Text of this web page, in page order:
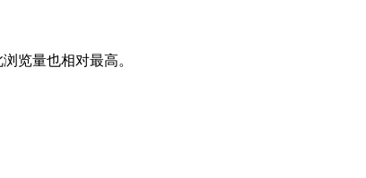
览量也相对最高。